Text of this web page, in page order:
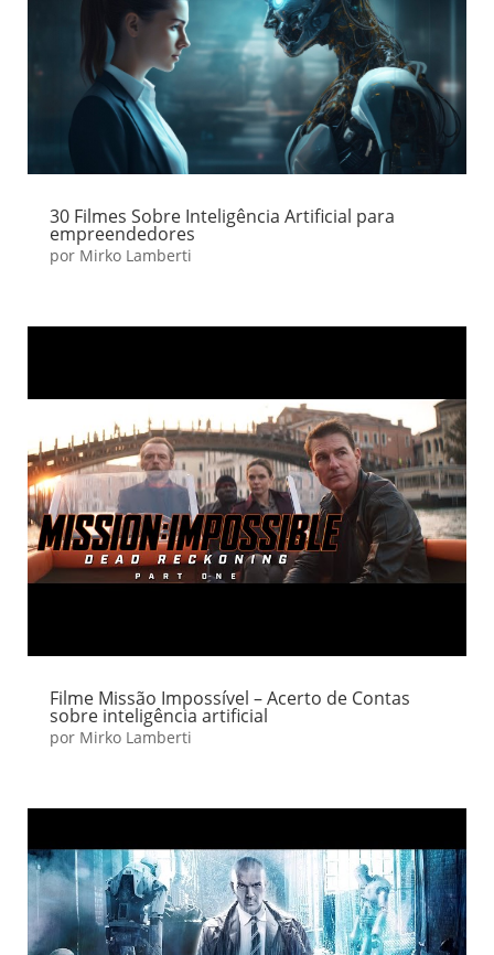
30 Filmes Sobre Inteligência Artificial para
empreendedores
por Mirko Lamberti
Filme Missão Impossível – Acerto de Contas
sobre inteligência artificial
por Mirko Lamberti